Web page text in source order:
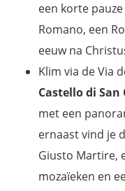
een korte
Romano, een
eeuw na
Klim via de Via
Castello di San
met een
ernaast vind je
Giusto Martire,
mozaïeken en